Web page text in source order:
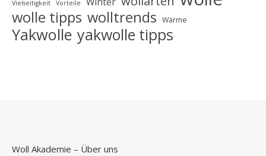
Vielseitigkeit Vorteile
wolle tipps wolltrends Wärme
Yakwolle yakwolle tipps
Woll Akademie – Über uns